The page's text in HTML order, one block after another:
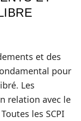
et des
pour
Les
relation avec le
les SCPI